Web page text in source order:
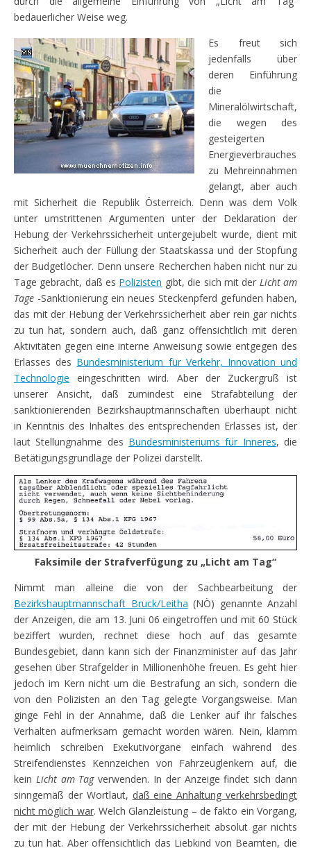
bedauerlicher Weise weg.
Es freut sich
jedenfalls über
deren Einführung
die
Mineralölwirtschaft,
die wegen des
gesteigerten
Energieverbrauches
zu Mehreinnahmen
gelangt, aber auch
mit Sicherheit die Republik Österreich. Denn was dem Volk
unter umstrittenen Argumenten unter der Deklaration der
Hebung der Verkehrssicherheit untergejubelt wurde, dient mit
Sicherheit auch der Füllung der Staatskassa und der Stopfung
der Budgetlöcher. Denn unsere Recherchen haben nicht nur zu
Tage gebracht, daß es Polizisten gibt, die sich mit der Licht am
Tage -Sanktionierung ein neues Steckenpferd gefunden haben,
das mit der Hebung der Verkehrssicherheit aber rein gar nichts
zu tun hat, sondern auch, daß ganz offensichtlich mit deren
Aktivitäten gegen eine interne Anweisung sowie entgegen des
Erlasses des Bundesministerium für Verkehr, Innovation und
Technologie eingeschritten wird. Aber der Zuckergruß ist
unserer Ansicht, daß zumindest eine Strafabteilung der
sanktionierenden Bezirkshauptmannschaften überhaupt nicht
in Kenntnis des Inhaltes des entsprechenden Erlasses ist, der
laut Stellungnahme des Bundesministeriums für Inneres, die
Betätigungsgrundlage der Polizei darstellt.
Faksimile der Strafverfügung zu „Licht am Tag“
Nimmt man alleine die von der Sachbearbeitung der
Bezirkshauptmannschaft Bruck/Leitha (NÖ) genannte Anzahl
der Anzeigen, die am 13. Juni 06 eingetroffen und mit 60 Stück
beziffert wurden, rechnet diese hoch auf das gesamte
Bundesgebiet, dann kann sich der Finanzminister auf das Jahr
gesehen über Strafgelder in Millionenhöhe freuen. Es geht hier
jedoch im Kern nicht um die Bestrafung an sich, sondern die
von den Polizisten an den Tag gelegte Vorgangsweise. Man
ginge Fehl in der Annahme, daß die Lenker auf ihr falsches
Verhalten aufmerksam gemacht worden wären. Nein, klamm
heimlich schreiben Exekutivorgane einfach während des
Streifendienstes Kennzeichen von Fahrzeuglenkern auf, die
kein Licht am Tagverwenden. In der Anzeige findet sich dann
sinngemäß der Wortlaut, daß eine Anhaltung verkehrsbedingt
nicht möglich war. Welch Glanzleistung – de fakto ein Vorgang,
der mit der Hebung der Verkehrssicherheit absolut gar nichts
zu tun hat. Aber offensichtlich das Liebkind von Beamten, die